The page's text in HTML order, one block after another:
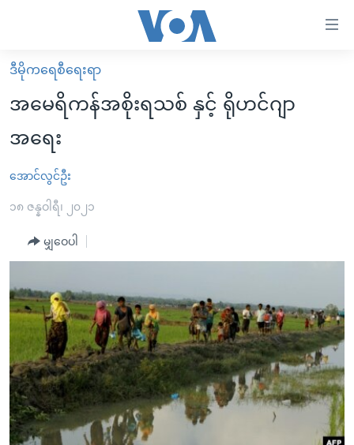
လွယ်ကူ
စေ
များ
ပင်မ
ကြည့်
ရန်
အ
ညွန်း
စာမျက်နှာ
သို့
မူလစာမျက်နှာ
မြန်မာ
ကမ္ဘာ့သတင်းများ
နိုင်ငံတကာ
အမေရိကန်
အစ္စရေး-ပါလက်စတိုင်း
ဗွီဒီယို
သတင်းလွတ်လပ်ခွင့်
အင်္ဂလိပ်စာလေ့လာမယ်
မကြေးမုံရဲ့ အင်္ဂလိပ်စာ
ရုပ်ရှင်ထဲက အင်္ဂလိပ်စာ
သုတပဒေသာ အင်္ဂလိပ်စာ
ရေဒီယို
တီဗွီ
ရေဒီယိုနှင့်ရုပ်သံ အချက်အလက်များ
ရေဒီယို/တီဗွီအစီအစဉ်
Learning English
ဗွီအိုအေ လူမှုကွန်ယက်များ
ဒီမိုကရေစီရေးရာ
အမေရိကန်အစိုးရသစ် နှင့် ရိုဟင်ဂျာ
အရေး
အောင်လွင်ဦး
၁၈ ဇန္နဝါရီ၊ ၂၀၂၁
မျှဝေပါ